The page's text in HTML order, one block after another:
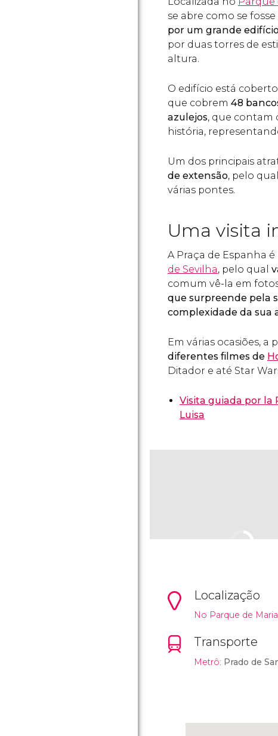
se abre como se
por um grande
por duas torres de
altura.
O edifício está
que cobrem 48
azulejos, que contam
história,
Um dos principais
de extensão, pelo
várias pontes.
Uma visita
A Praça de Espanha
de Sevilha, pelo qual
comum vê-la em
que surpreende pela
complexidade da sua
Em várias ocasiões, a
diferentes filmes de
Ditador e até Star
Visita guiada por la
Luisa
Localização
No Parque de
Transporte
Metrô: Prado de